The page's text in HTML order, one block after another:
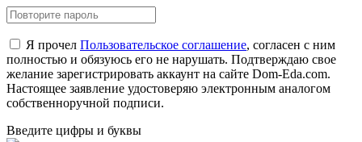
Я прочел Пользовательское соглашение, согласен с ним
полностью и обязуюсь его не нарушать. Подтверждаю свое
желание зарегистрировать аккаунт на сайте Dom-Eda.com.
Настоящее заявление удостоверяю электронным аналогом
собственноручной подписи.
Введите цифры и буквы